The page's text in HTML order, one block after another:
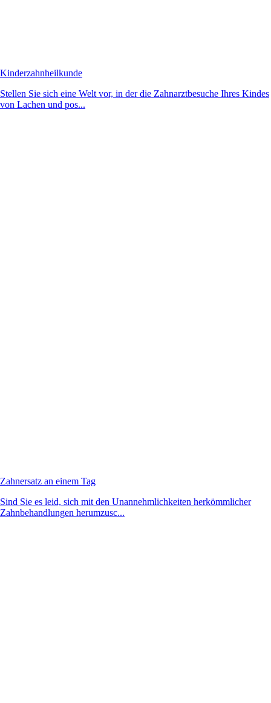
Kinderzahnheilkunde
Stellen Sie sich eine Welt vor, in der die Zahnarztbesuche Ihres Kindes
von Lachen und pos...
Zahnersatz an einem Tag
Sind Sie es leid, sich mit den Unannehmlichkeiten herkömmlicher
Zahnbehandlungen herumzusc...